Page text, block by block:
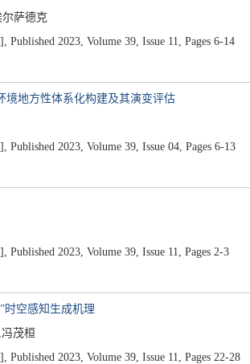
尔萨德克
Published 2023, Volume 39, Issue 11, Pages 6-14
境地方性体系化构建及其演变评估
Published 2023, Volume 39, Issue 04, Pages 6-13
Published 2023, Volume 39, Issue 11, Pages 2-3
时空感知生成机理
茂桓
Published 2023, Volume 39, Issue 11, Pages 22-28